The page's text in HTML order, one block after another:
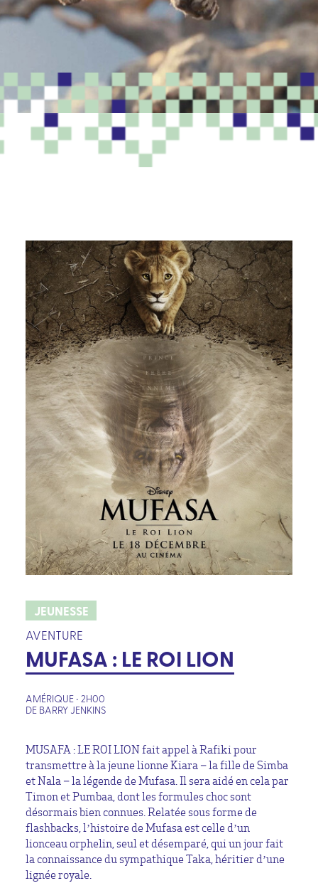
JEUNESSE
AVENTURE
MUFASA : LE ROI LION
AMÉRIQUE • 2H00
DE BARRY JENKINS
MUSAFA : LE ROI LION fait appel à Rafiki pour
transmettre à la jeune lionne Kiara – la fille de Simba
et Nala – la légende de Mufasa. Il sera aidé en cela par
Timon et Pumbaa, dont les formules choc sont
désormais bien connues. Relatée sous forme de
flashbacks, l’histoire de Mufasa est celle d’un
lionceau orphelin, seul et désemparé, qui un jour fait
la connaissance du sympathique Taka, héritier d’une
lignée royale.